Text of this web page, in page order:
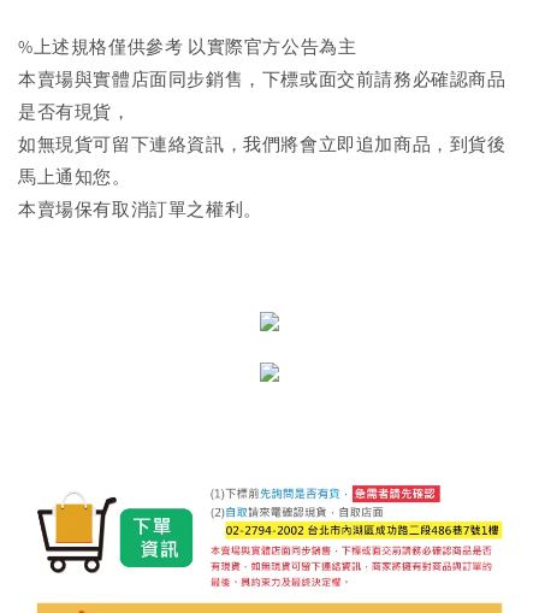
%上述規格僅供參考 以實際官方公告為主
本賣場與實體店面同步銷售，下標或面交前請務必確認商品
是否有現貨，
如無現貨可留下連絡資訊，我們將會立即追加商品，到貨後
馬上通知您。
本賣場保有取消訂單之權利。